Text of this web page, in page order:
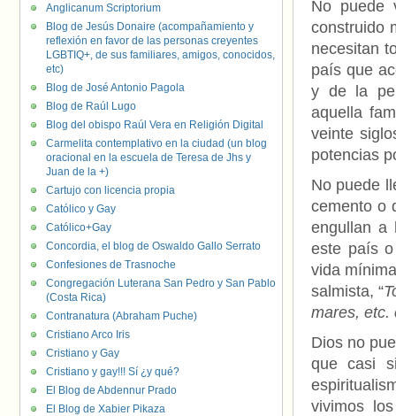
No puede
construido
necesitan
país que
y de la
aquella
veinte
potencias
No puede
cemento o
engullan a
este país
vida
salmista, “
mares, etc.
Dios no
que casi
vivimos
Anglicanum Scriptorium
Blog de Jesús Donaire (acompañamiento y
reflexión en favor de las personas creyentes
LGBTIQ+, de sus familiares, amigos, conocidos,
etc)
Blog de José Antonio Pagola
Blog de Raúl Lugo
Blog del obispo Raúl Vera en Religión Digital
Carmelita contemplativo en la ciudad (un blog
oracional en la escuela de Teresa de Jhs y
Juan de la +)
Cartujo con licencia propia
Católico y Gay
Católico+Gay
Concordia, el blog de Oswaldo Gallo Serrato
Confesiones de Trasnoche
Congregación Luterana San Pedro y San Pablo
(Costa Rica)
Contranatura (Abraham Puche)
Cristiano Arco Iris
Cristiano y Gay
Cristiano y gay!!! Sí ¿y qué?
El Blog de Abdennur Prado
El Blog de Xabier Pikaza